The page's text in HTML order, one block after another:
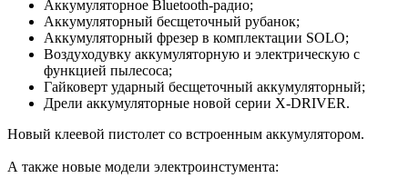
Аккумуляторное Bluetooth-радио;
Аккумуляторный бесщеточный рубанок;
Аккумуляторный фрезер в комплектации SOLO;
Воздуходувку аккумуляторную и электрическую с
функцией пылесоса;
Гайковерт ударный бесщеточный аккумуляторный;
Дрели аккумуляторные новой серии X-DRIVER.
Новый клеевой пистолет со встроенным аккумулятором.
А также новые модели электроинстумента: